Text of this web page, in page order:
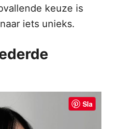
keuze is
iets unieks.
Sla